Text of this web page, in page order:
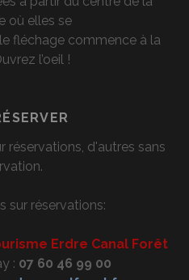
où elles se
fléchage commence à la
l’oeil !
réservations, d'autres sans
sur réservations:
Erdre Canal Forêt
: 07 60 46 99 00